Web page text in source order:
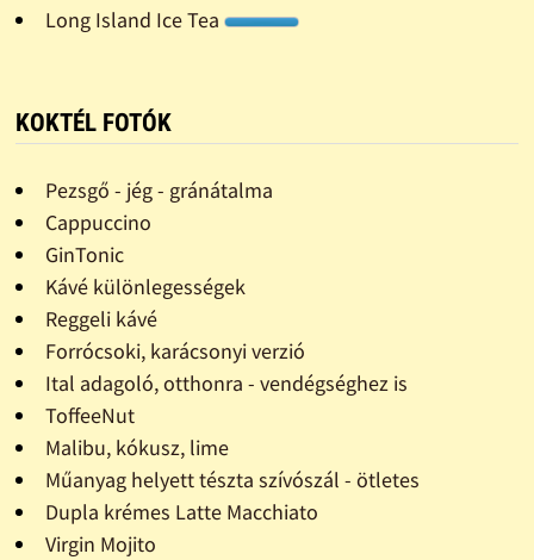
Long Island Ice Tea
KOKTÉL FOTÓK
Pezsgő - jég - gránátalma
Cappuccino
GinTonic
Kávé különlegességek
Reggeli kávé
Forrócsoki, karácsonyi verzió
Ital adagoló, otthonra - vendégséghez is
ToffeeNut
Malibu, kókusz, lime
Műanyag helyett tészta szívószál - ötletes
Dupla krémes Latte Macchiato
Virgin Mojito